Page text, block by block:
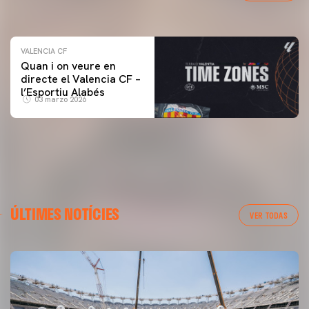
VALENCIA CF
Quan i on veure en
directe el Valencia CF –
l’Esportiu Alabés
03 marzo 2026
ÚLTIMES NOTÍCIES VER TODAS